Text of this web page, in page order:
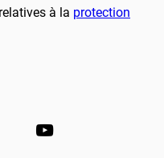
à la protection